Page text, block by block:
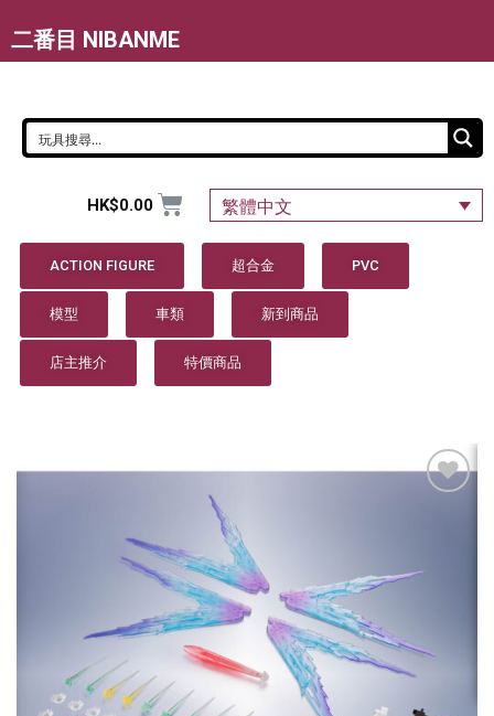
二番目 NIBANME
HK$0.00 繁體中文
ACTION FIGURE 超合金 PVC
模型 車類 新到商品
店主推介 特價商品